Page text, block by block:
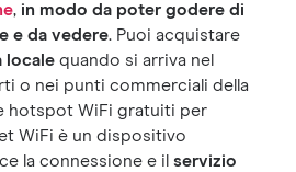
, in modo da poter godere di
e da vedere. Puoi acquistare
locale quando si arriva nel
o nei punti commerciali della
hotspot WiFi gratuiti per
WiFi è un dispositivo
la connessione e ilservizio